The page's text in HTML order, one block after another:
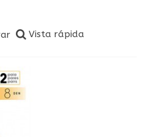
Vista rápida